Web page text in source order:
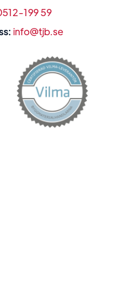
199 59
info@tjb.se